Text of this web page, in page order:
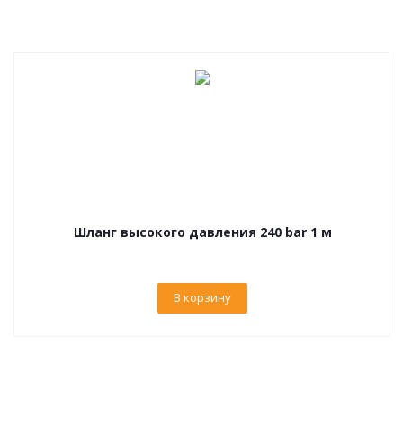
Шланг высокого давления 240 bar 1 м
В корзину